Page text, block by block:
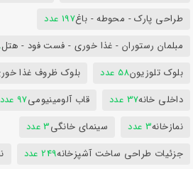
طراحی پارک - محوطه - باغ197 عدد
مبلمان رستوران - غذا خوری - فست فود - هتل
بلوک تلوزیون58 عدد بلوک ظروف غذا
داخلی خانه37 عدد قاب آلومینیومی97 عدد
نمازخانه3 عدد سینمای خانگی3 عدد
جزئیات طراحی ساخت آشپزخانه249 عدد